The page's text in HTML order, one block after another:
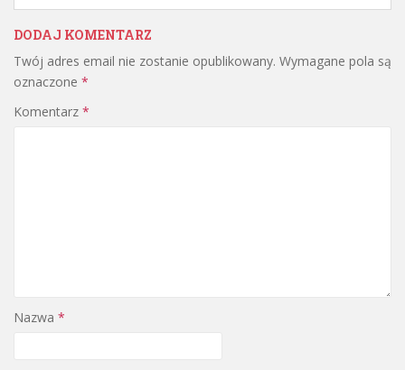
DODAJ KOMENTARZ
Twój adres email nie zostanie opublikowany. Wymagane pola są
oznaczone *
Komentarz *
Nazwa *